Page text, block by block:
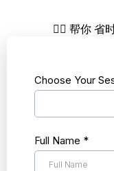
👇🏻 帮你 省
Choose Your
Full Name *